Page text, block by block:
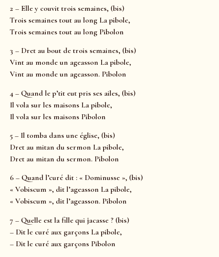
2 – Elle y couvit trois semaines, (bis)
Trois semaines tout au long La pibole,
Trois semaines tout au long Pibolon
3 – Dret au bout de trois semaines, (bis)
Vint au monde un ageasson La pibole,
Vint au monde un ageasson. Pibolon
4 – Quand le p’tit eut pris ses ailes, (bis)
Il vola sur les maisons La pibole,
Il vola sur les maisons Pibolon
5 – Il tomba dans une église, (bis)
Dret au mitan du sermon La pibole,
Dret au mitan du sermon. Pibolon
6 – Quand l’curé dit : « Dominusse », (bis)
« Vobiscum », dit l’ageasson La pibole,
« Vobiscum », dit l’ageasson. Pibolon
7 – Quelle est la fille qui jacasse ? (bis)
– Dit le curé aux garçons La pibole,
– Dit le curé aux garçons Pibolon